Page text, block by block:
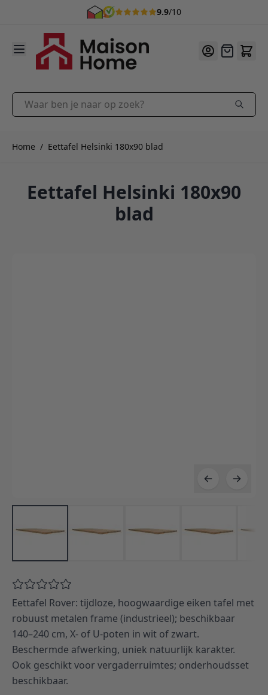
9.9/10
Ga naar de inhoud
Offerte
Waar ben je naar op zoek?
Home / Eettafel Helsinki 180x90 blad
Eettafel Helsinki 180x90
blad
Eettafel Rover: tijdloze, hoogwaardige eiken tafel met
robuust metalen frame (industrieel); beschikbaar
140–240 cm, X- of U-poten in wit of zwart.
Beschermde afwerking, uniek natuurlijk karakter.
Ook geschikt voor vergaderruimtes; onderhoudsset
beschikbaar.